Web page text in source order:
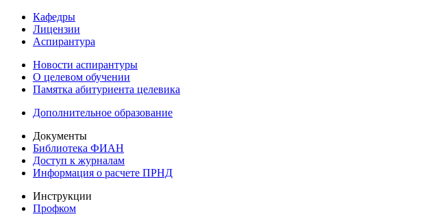
Кафедры
Лицензии
Аспирантура
Новости аспирантуры
О целевом обучении
Памятка абитуриента целевика
Дополнительное образование
Документы
Библиотека ФИАН
Доступ к журналам
Информация о расчете ПРНД
Инструкции
Профком